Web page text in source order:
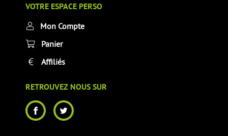
VOTRE ESPACE PERSO
Mon Compte
Panier
Affiliés
RETROUVEZ NOUS SUR